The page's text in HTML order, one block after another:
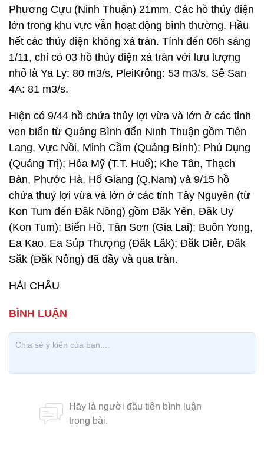
Phương Cựu (Ninh Thuận) 21mm. Các hồ thủy điện
lớn trong khu vực vẫn hoạt động bình thường. Hầu
hết các thủy điện không xả tràn. Tính đến 06h sáng
1/11, chỉ có 03 hồ thủy điện xả tràn với lưu lượng
nhỏ là Ya Ly: 80 m3/s, PleiKrông: 53 m3/s, Sê San
4A: 81 m3/s.
Hiện có 9/44 hồ chứa thủy lợi vừa và lớn ở các tỉnh
ven biển từ Quảng Bình đến Ninh Thuận gồm Tiên
Lang, Vực Nồi, Minh Cầm (Quảng Bình); Phú Dụng
(Quảng Trị); Hòa Mỹ (T.T. Huế); Khe Tân, Thạch
Bàn, Phước Hà, Hố Giang (Q.Nam) và 9/15 hồ
chứa thuỷ lợi vừa và lớn ở các tỉnh Tây Nguyên (từ
Kon Tum đến Đăk Nông) gồm Đăk Yên, Đăk Uy
(Kon Tum); Biển Hồ, Tân Sơn (Gia Lai); Buôn Yong,
Ea Kao, Ea Súp Thượng (Đăk Lăk); Đăk Diêr, Đăk
Săk (Đăk Nông) đã đầy và qua tràn.
HẢI CHÂU